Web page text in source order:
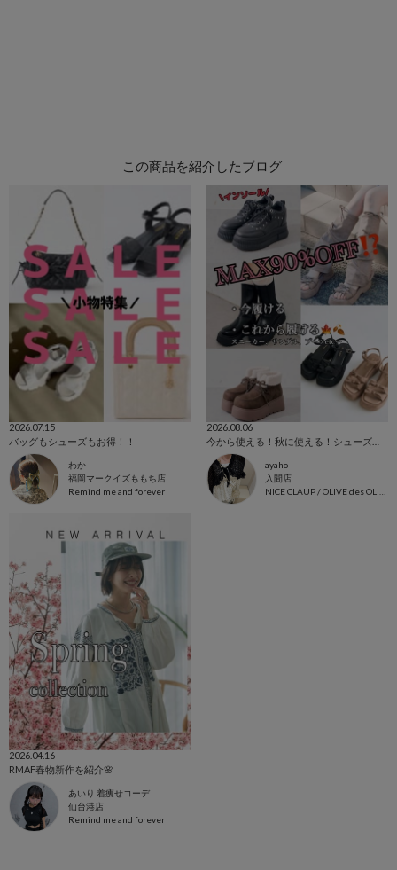
この商品を紹介したブログ
2026.07.15
バッグもシューズもお得！！
わか
福岡マークイズももち店
Remind me and forever
2026.08.06
今から使える！秋に使える！シューズ特集✨️
ayaho
入間店
NICE CLAUP / OLIVE des OLIVE OUTLET
2026.04.16
RMAF春物新作を紹介🌸
あいり 着痩せコーデ
仙台港店
Remind me and forever